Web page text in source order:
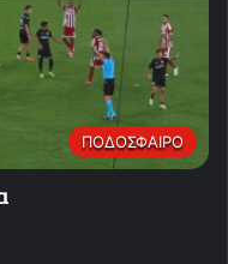
ΠΟΔΟΣΦΑΙΡΟ